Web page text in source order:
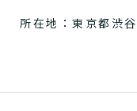
所在地：東京都渋